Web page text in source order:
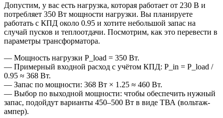
Допустим, у вас есть нагрузка, которая работает от 230 В и
потребляет 350 Вт мощности нагрузки. Вы планируете
работать с КПД около 0.95 и хотите небольшой запас на
случай пусков и теплоотдачи. Посмотрим, как это перевести в
параметры трансформатора.
— Мощность нагрузки P_load = 350 Вт.
— Примерный входной расход с учётом КПД: P_in = P_load /
0.95 ≈ 368 Вт.
— Запас по мощности: 368 Вт × 1.25 ≈ 460 Вт.
— Выбор по выходной мощности: чтобы обеспечить нужный
запас, подойдут варианты 450–500 Вт в виде ТВА (вольтаж-
ампер).